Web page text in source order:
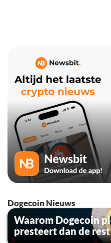
Dogecoin Nieuws
Waarom Dogecoin
presteert dan de